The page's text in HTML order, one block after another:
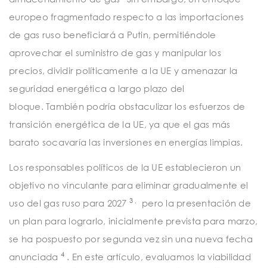
europeo fragmentado respecto a las importaciones
de gas ruso beneficiará a Putin, permitiéndole
aprovechar el suministro de gas y manipular los
precios, dividir políticamente a la UE y amenazar la
seguridad energética a largo plazo del
bloque. También podría obstaculizar los esfuerzos de
transición energética de la UE, ya que el gas más
barato socavaría las inversiones en energías limpias.
Los responsables políticos de la UE establecieron un
objetivo no vinculante para eliminar gradualmente el
uso del gas ruso para 2027 3 ,
pero la presentación de
un plan para lograrlo, inicialmente prevista para marzo,
se ha pospuesto por segunda vez sin una nueva fecha
anunciada 4. En este artículo, evaluamos la viabilidad